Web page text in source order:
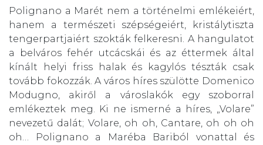
Polignano a Marét nem a történelmi emlékeiért,
hanem a természeti szépségeiért, kristálytiszta
tengerpartjaiért szokták felkeresni. A hangulatot
a belváros fehér utcácskái és az éttermek által
kínált helyi friss halak és kagylós tészták csak
tovább fokozzák. A város híres szülötte Domenico
Modugno, akiről a városlakók egy szoborral
emlékeztek meg. Ki ne ismerné a híres, „Volare”
nevezetű dalát; Volare, oh oh, Cantare, oh oh oh
oh… Polignano a Maréba Bariból vonattal és